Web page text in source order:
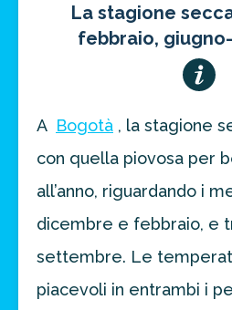
La stagione
febbraio,
A Bogotà , la stagione
con quella piovosa per
all’anno, riguardando i
dicembre e febbraio, e
settembre. Le
piacevoli in entrambi i